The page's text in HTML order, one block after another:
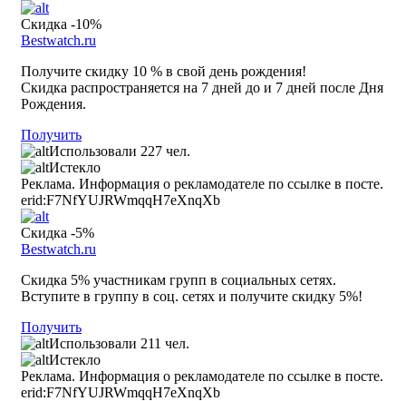
Скидка -10%
Bestwatch.ru
Получите скидку 10 % в свой день рождения!
Скидка распространяется на 7 дней до и 7 дней после Дня
Рождения.
Получить
Использовали 227 чел.
Истекло
Реклама. Информация о рекламодателе по ссылке в посте.
erid:F7NfYUJRWmqqH7eXnqXb
Скидка -5%
Bestwatch.ru
Скидка 5% участникам групп в социальных сетях.
Вступите в группу в соц. сетях и получите скидку 5%!
Получить
Использовали 211 чел.
Истекло
Реклама. Информация о рекламодателе по ссылке в посте.
erid:F7NfYUJRWmqqH7eXnqXb